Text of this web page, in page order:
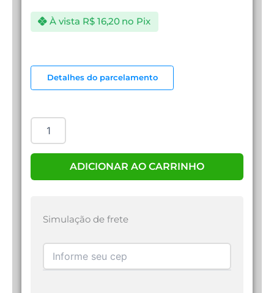
À vista R$16,20 no Pix
Detalhes do parcelamento
VGA
1
quantidade
ADICIONAR AO CARRINHO
Simulação de frete